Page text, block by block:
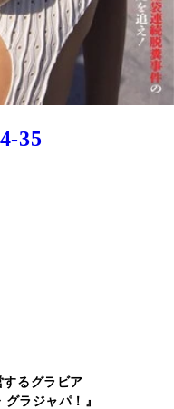
35
るグラビア
ラジャパ！』